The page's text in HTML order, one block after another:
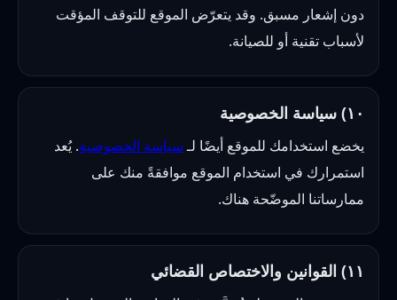
دون إشعار مسبق. وقد يتعرّض الموقع للتوقف المؤقت
لأسباب تقنية أو للصيانة.
١٠) سياسة الخصوصية
يخضع استخدامك للموقع أيضًا لـسياسة الخصوصية. يُعد
استمرارك في استخدام الموقع موافقةً منك على
ممارساتنا الموضّحة هناك.
١١) القوانين والاختصاص القضائي